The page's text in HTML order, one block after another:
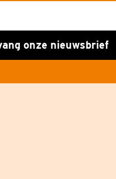
onze nieuwsbrief